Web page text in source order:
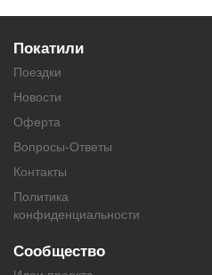
Покатили
Поездки
Новости
Оферта
Вопросы-Ответы
Контакты
Политика
конфиденциальности
Сообщество